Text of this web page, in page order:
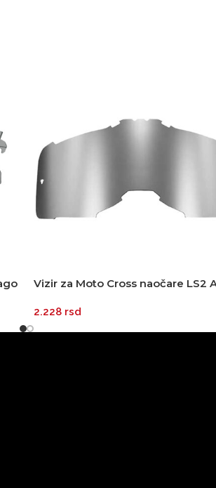
Vizir za Moto Cross naočare LS2
2.228 rsd